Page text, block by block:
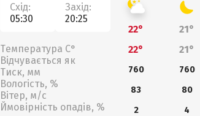
Схід:
05:30
Захід:
20:25
Температура С°
Відчувається як
Тиск, мм
Вологість, %
Вітер, м/с
Ймовірність опадів, %
22° 21°
22°
21°
760 760
83
80
2
4